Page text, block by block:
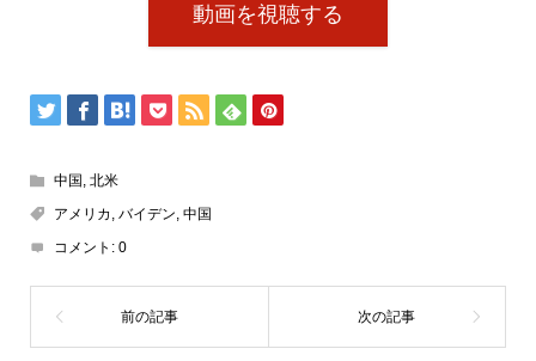
動画を視聴する
中国 北米
アメリカ バイデン 中国
コメント: 0